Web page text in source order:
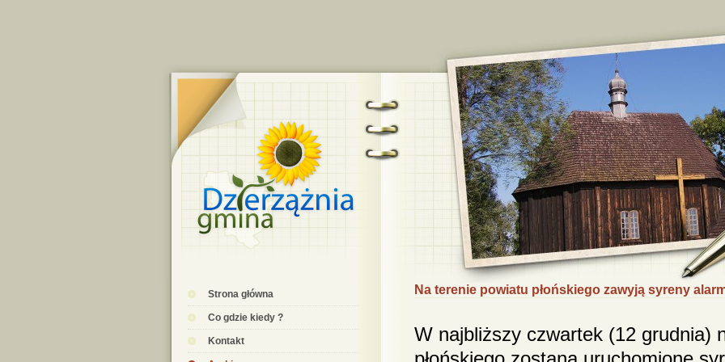
Strona główna
Co gdzie kiedy ?
Kontakt
Na terenie powiatu płońskiego zawyją syreny
W najbliższy czwartek (12 grudnia)